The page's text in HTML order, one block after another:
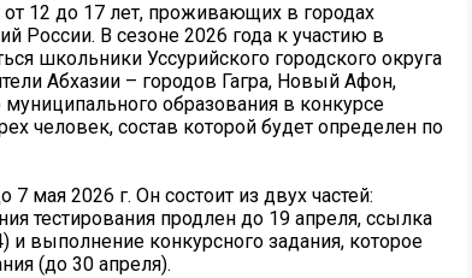
от 12 до 17 лет, проживающих в городах
России. В сезоне 2026 года к участию в
школьники Уссурийского городского округа
Абхазии – городов Гагра, Новый Афон,
образования в конкурсе
человек, состав которой будет определен по
мая 2026 г. Он состоит из двух частей:
тестирования продлен до 19 апреля, ссылка
и выполнение конкурсного задания, которое
(до 30 апреля).